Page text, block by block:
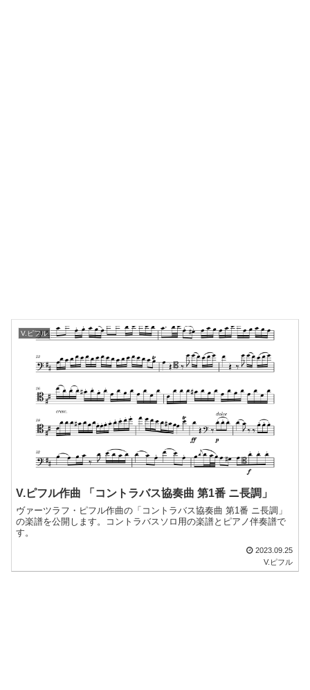
V.ピフル
V.ピフル作曲 「コントラバス協奏曲 第1番 ニ長調」
ヴァーツラフ・ピフル作曲の「コントラバス協奏曲 第1番 ニ長調」
の楽譜を公開します。コントラバスソロ用の楽譜とピアノ伴奏譜で
す。
2023.09.25
V.ピフル